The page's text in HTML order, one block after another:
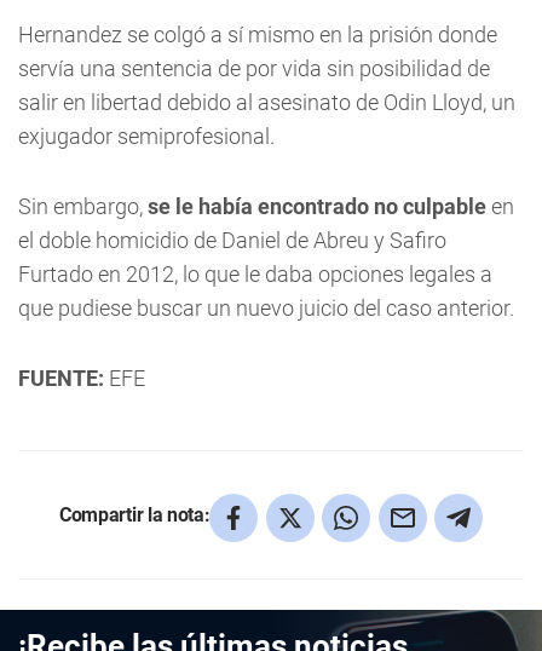
Hernandez se colgó a sí mismo en la prisión donde
servía una sentencia de por vida sin posibilidad de
salir en libertad debido al asesinato de Odin Lloyd, un
exjugador semiprofesional.
Sin embargo,se le había encontrado no culpableen
el doble homicidio de Daniel de Abreu y Safiro
Furtado en 2012, lo que le daba opciones legales a
que pudiese buscar un nuevo juicio del caso anterior.
FUENTE: EFE
Compartir la nota: